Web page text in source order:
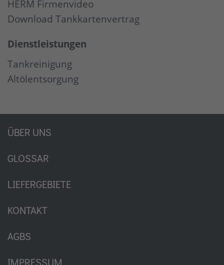
HERM Firmenvideo
Download Tankkartenvertrag
Dienstleistungen
Tankreinigung
Altölentsorgung
ÜBER UNS
GLOSSAR
LIEFERGEBIETE
KONTAKT
AGBS
IMPRESSUM